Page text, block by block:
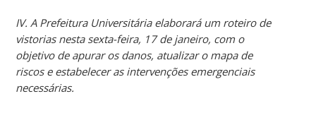
IV. A Prefeitura Universitária elaborará um roteiro de
vistorias nesta sexta-feira, 17 de janeiro, com o
objetivo de apurar os danos, atualizar o mapa de
riscos e estabelecer as intervenções emergenciais
necessárias.